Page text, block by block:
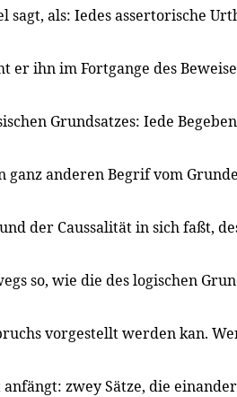
sagt, als: Iedes assertorische
er ihn im Fortgange des
Grundsatzes: Iede
ganz anderen Begrif vom
der Caussalität in sich faßt,
so, wie die des logischen
vorgestellt werden kan.
zwey Sätze, die